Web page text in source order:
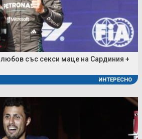
със секси маце на Сардиния +
ИНТЕРЕСНО